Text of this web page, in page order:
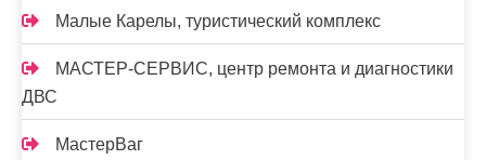
Малые Карелы, туристический комплекс
МАСТЕР-СЕРВИС, центр ремонта и диагностики
ДВС
МастерВаг